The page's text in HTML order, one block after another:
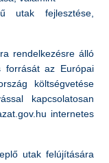
utak fejlesztése,
rendelkezésre álló
forrását az Európai
költségvetése
kapcsolatosan
internetes
utak felújítására